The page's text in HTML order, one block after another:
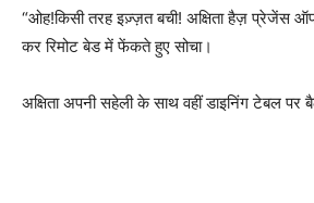
“ओह!किसी तरह इज़्ज़त बची! अक्षिता हैज़ प्रेजेंस
कर रिमोट बेड में फेंकते हुए सोचा।
अक्षिता अपनी सहेली के साथ वहीं डाइनिंग टेबल पर